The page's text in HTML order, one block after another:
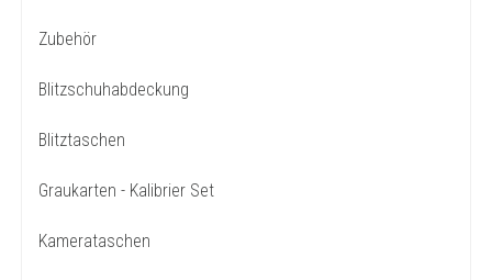
Zubehör
Blitzschuhabdeckung
Blitztaschen
Graukarten - Kalibrier Set
Kamerataschen